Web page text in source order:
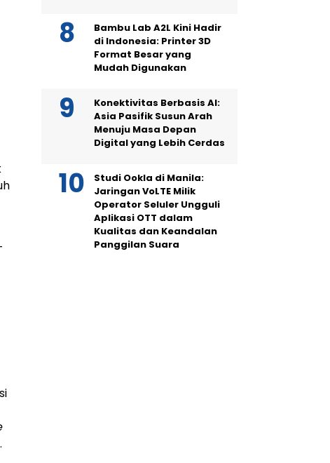
.
Bambu Lab A2L Kini Hadir
di Indonesia: Printer 3D
Format Besar yang
Mudah Digunakan
Konektivitas Berbasis AI:
Asia Pasifik Susun Arah
Menuju Masa Depan
Digital yang Lebih Cerdas
Studi Ookla di Manila:
Jaringan VoLTE Milik
Operator Seluler Ungguli
Aplikasi OTT dalam
Kualitas dan Keandalan
Panggilan Suara